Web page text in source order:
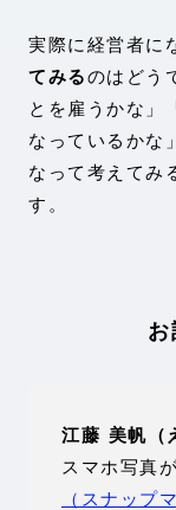
実際に経営者に
てみるのはどう
とを雇うかな」
なっているかな
なって考えてみ
す。
お
江藤 美帆（
スマホ写真
（スナップ